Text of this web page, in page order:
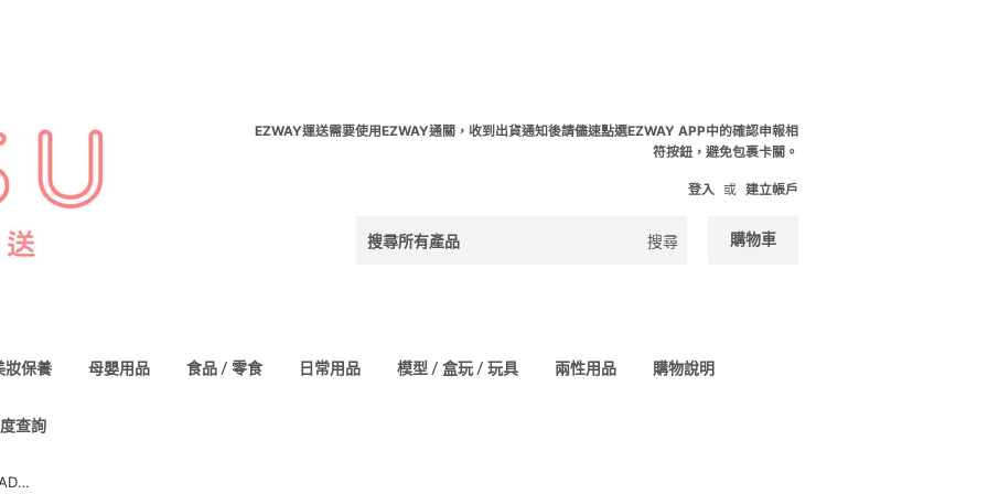
EZWAY運送需要使用EZWAY通關，收到出貨通知後請儘速點選EZWAY APP中的確認申報相
符按鈕，避免包裹卡關。
登入 或 建立帳戶
搜尋 購物車
妝保養 母嬰用品 食品 / 零食 日常用品 模型 / 盒玩 / 玩具 兩性用品 購物說明
查詢
肌膚之鑰 MOUSSE NETTOYANTE ADOUCISSANTE n 肌膚之鑰精萃光采柔潤潔膚皂 140g